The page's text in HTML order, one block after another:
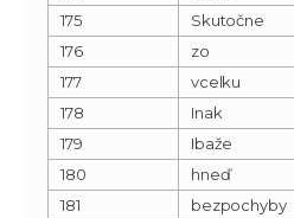
175
Skutočne
176
zo
177
vcelku
178
Inak
179
Ibaže
180
hneď
181
bezpochyby